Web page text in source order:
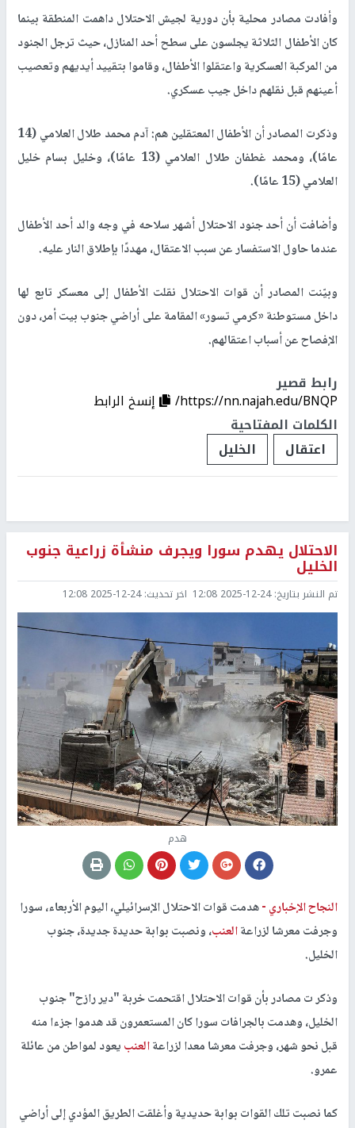
وأفادت مصادر محلية بأن دورية لجيش الاحتلال داهمت المنطقة بينما
كان الأطفال الثلاثة يجلسون على سطح أحد المنازل، حيث ترجل الجنود
من المركبة العسكرية واعتقلوا الأطفال، وقاموا بتقييد أيديهم وتعصيب
أعينهم قبل نقلهم داخل جيب عسكري.
وذكرت المصادر أن الأطفال المعتقلين هم: آدم محمد طلال العلامي (14
عامًا)، ومحمد غطفان طلال العلامي (13 عامًا)، وخليل بسام خليل
العلامي (15 عامًا).
وأضافت أن أحد جنود الاحتلال أشهر سلاحه في وجه والد أحد الأطفال
عندما حاول الاستفسار عن سبب الاعتقال، مهددًا بإطلاق النار عليه.
وبيّنت المصادر أن قوات الاحتلال نقلت الأطفال إلى معسكر تابع لها
داخل مستوطنة «كرمي تسور» المقامة على أراضي جنوب بيت أمر، دون
الإفصاح عن أسباب اعتقالهم.
رابط قصير
https://nn.najah.edu/BNQP/
إنسخ الرابط
الكلمات المفتاحية
اعتقال
الخليل
الاحتلال يهدم سورا ويجرف منشأة زراعية جنوب
الخليل
تم النشر بتاريخ:2025-12-24 12:08 اخر تحديث:2025-12-24 12:08
هدم
النجاح الإخباري -هدمت قوات الاحتلال الإسرائيلي، اليوم الأربعاء، سورا
وجرفت معرشا لزراعةالعنب، ونصبت بوابة حديدة جديدة، جنوب
الخليل.
وذكر ت مصادر بأن قوات الاحتلال اقتحمت خربة "دير رازح" جنوب
الخليل، وهدمت بالجرافات سورا كان المستعمرون قد هدموا جزءا منه
قبل نحو شهر، وجرفت معرشا معدا لزراعةالعنبيعود لمواطن من عائلة
عمرو.
كما نصبت تلك القوات بوابة حديدية وأغلقت الطريق المؤدي إلى أراضي